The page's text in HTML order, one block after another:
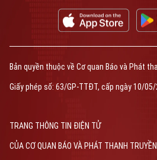
Bản quyền thuộc về Cơ quan Báo và Phát
Giấy phép số: 63/GP-TTĐT, cấp ngày 10/
TRANG THÔNG TIN ĐIỆN TỬ
CỦA CƠ QUAN BÁO VÀ PHÁT THANH TRUYỀN